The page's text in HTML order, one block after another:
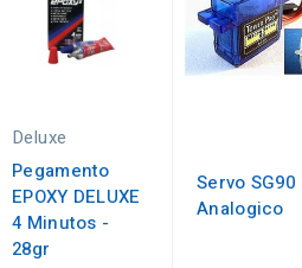
Deluxe
Pegamento
EPOXY DELUXE
4 Minutos -
28gr
Servo SG90
Analogico